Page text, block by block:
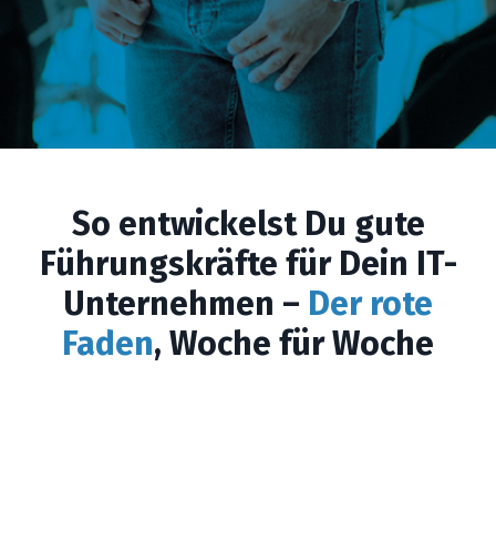
Führungskräfte auszuwählen, zu
erfolgreich zu führen.
So entwickelst Du gute
Führungskräfte für Dein IT-
Unternehmen – Der rote
Faden, Woche für Woche